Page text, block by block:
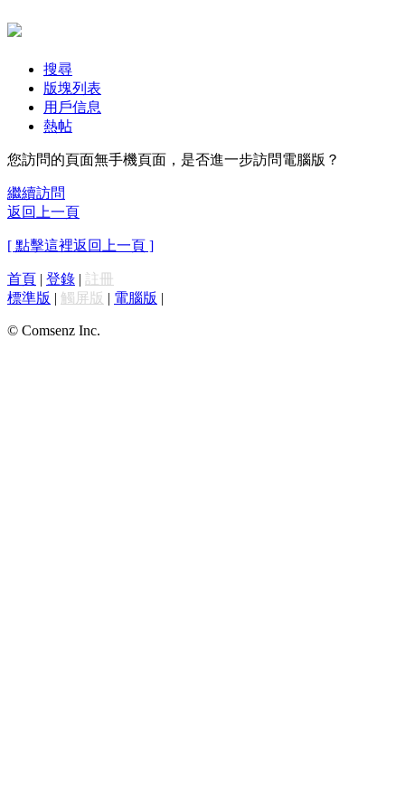
搜尋
版塊列表
用戶信息
熱帖
您訪問的頁面無手機頁面，是否進一步訪問電腦版？
繼續訪問
返回上一頁
[ 點擊這裡返回上一頁 ]
首頁 | 登錄 | 註冊
標準版 | 觸屏版 | 電腦版 |
© Comsenz Inc.